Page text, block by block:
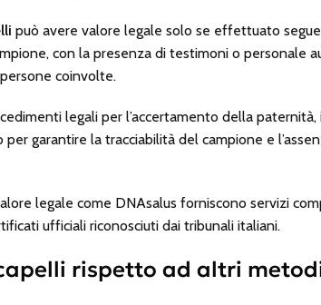
può avere valore legale solo se effettuato
con la presenza di testimoni o personale
coinvolte.
legali per l’accertamento della paternità,
garantire la tracciabilità del campione e
legale come DNAsalus forniscono servizi
ufficiali riconosciuti dai tribunali italiani.
rispetto ad altri